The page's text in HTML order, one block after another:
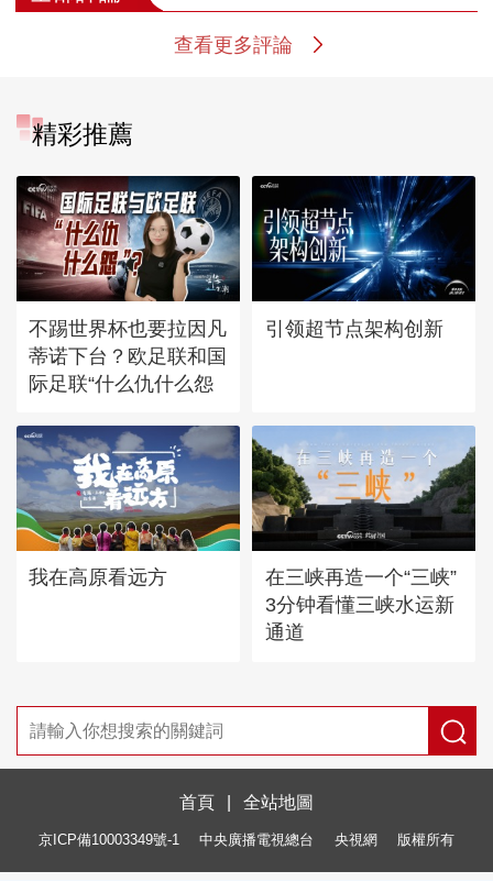
查看更多評論
精彩推薦
不踢世界杯也要拉因凡
蒂诺下台？欧足联和国
际足联“什么仇什么怨
引领超节点架构创新
我在高原看远方
在三峡再造一个“三峡”
3分钟看懂三峡水运新
通道
首頁 全站地圖
京ICP備10003349號-1 中央廣播電視總台 央視網 版權所有